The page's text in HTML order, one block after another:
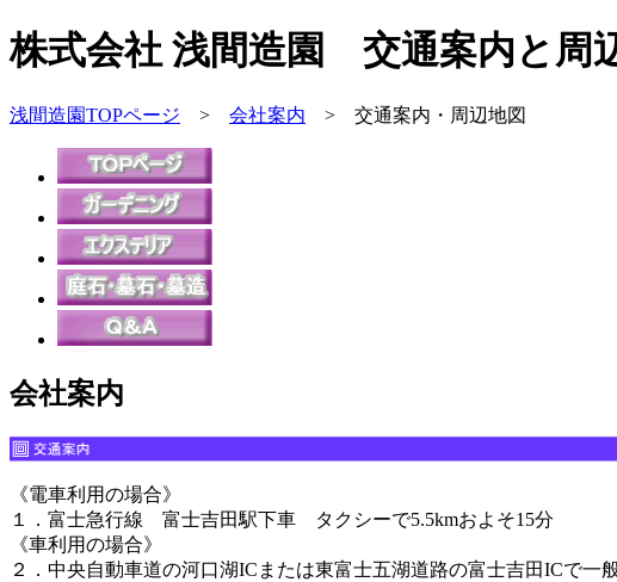
株式会社 浅間造園 交通案内と周
浅間造園TOPページ > 会社案内 > 交通案内・周辺地図
会社案内
《電車利用の場合》
１．富士急行線 富士吉田駅下車 タクシーで5.5kmおよそ15分
《車利用の場合》
２．中央自動車道の河口湖ICまたは東富士五湖道路の富士吉田ICで一